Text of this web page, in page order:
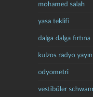
mohamed salah
yasa teklifi
dalga dalga fırtına
kulzos radyo
odyometri
vestibüler